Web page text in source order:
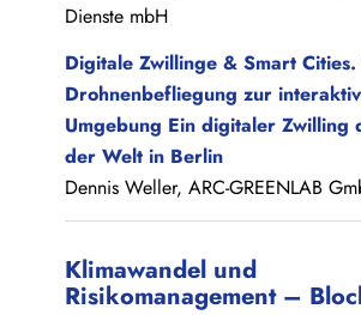
Dienste mbH
Digitale Zwillinge & Smart
Drohnenbefliegung zur
Umgebung Ein digitaler Zwilling
der Welt in Berlin
Dennis Weller, ARC-GREENLAB
Klimawandel und
Risikomanagement –